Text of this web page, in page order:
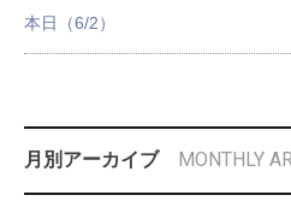
本日（6/2）
月別アーカイブ MONTHLY